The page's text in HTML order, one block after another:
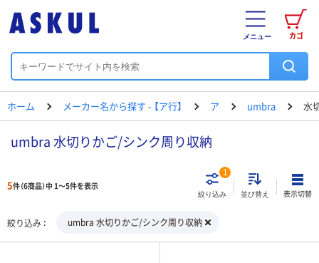
カゴ
メニュー
ホーム メーカー名から探す - 【ア行】 ア umbra 水
umbra 水切りかご/シンク周り収納
5件（6商品）中 1～5件を表示
絞り込み
1
並び替え 表示切替
絞り込み umbra 水切りかご/シンク周り収納